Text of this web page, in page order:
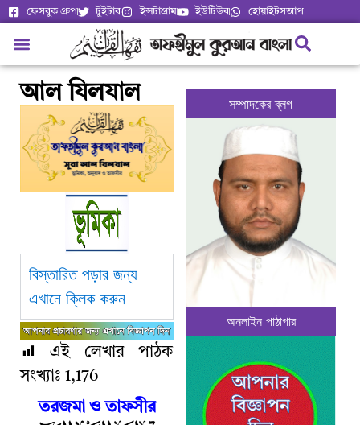
ফেসবুক গ্রুপ টুইটার ইন্সটাগ্রাম ইউটিউব হোয়াইটসআপ
আল যিলযাল
বিস্তারিত পড়ার জন্য
এখানে ক্লিক করুন
এই লেখার পাঠক
সংখ্যাঃ 1,176
তরজমা ও তাফসীর
সম্পাদকের ব্লগ
অনলাইন পাঠাগার